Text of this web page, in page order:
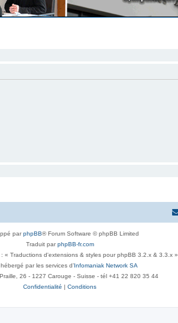
parphpBB® Forum Software © phpBB Limited
Traduit parphpBB-fr.com
: « Traductions d'extensions & styles pour phpBB 3.2.x & 3.3.x »
par les services d’Infomaniak Network SA
26 - 1227 Carouge - Suisse - tél +41 22 820 35 44
Confidentialité | Conditions